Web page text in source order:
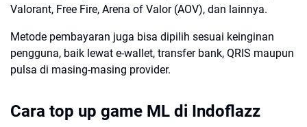
Valorant, Free Fire, Arena of Valor (AOV), dan lainnya.
Metode pembayaran juga bisa dipilih sesuai keinginan
pengguna, baik lewat e-wallet, transfer bank, QRIS maupun
pulsa di masing-masing provider.
Cara top up game ML di Indoflazz